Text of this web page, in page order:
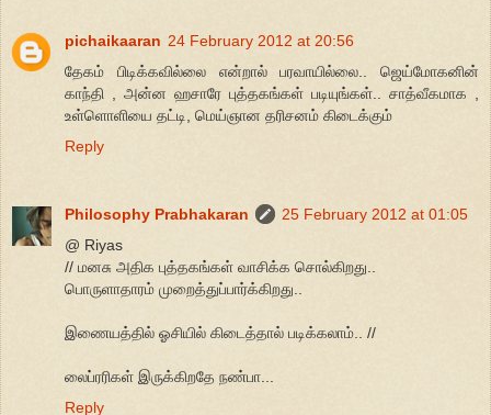
pichaikaaran 24 February 2012 at 20:56
தேகம் பிடிக்கவில்லை என்றால் பரவாயில்லை.. ஜெய்மோகனின்
காந்தி , அன்ன ஹசாரே புத்தகங்கள் படியுங்கள்.. சாத்வீகமாக ,
உள்ளொளியை தட்டி, மெய்ஞான தரிசனம் கிடைக்கும்
Reply
Philosophy Prabhakaran
25 February 2012 at 01:05
@ Riyas
// மனசு அதிக புத்தகங்கள் வாசிக்க சொல்கிறது..
பொருளாதாரம் முறைத்துப்பார்க்கிறது..
இணையத்தில் ஓசியில் கிடைத்தால் படிக்கலாம்.. //
லைப்ரரிகள் இருக்கிறதே நண்பா...
Reply